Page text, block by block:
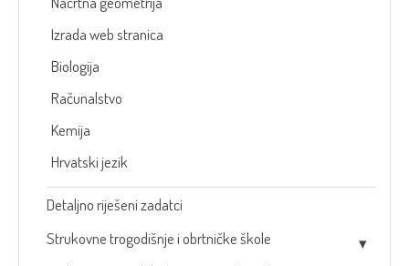
Izrada web stranica
Biologija
Računalstvo
Kemija
Hrvatski jezik
Detaljno riješeni zadatci
Strukovne trogodišnje i obrtničke škole